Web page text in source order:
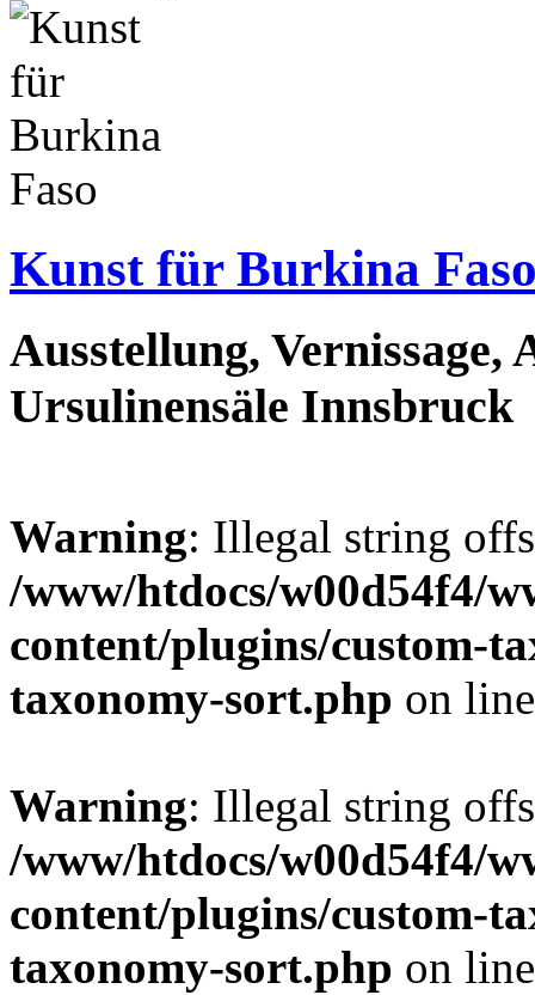
Kunst für Burkina
Ausstellung, Vernissage,
Ursulinensäle Innsbruck
Warning: Illegal string
/www/htdocs/w00d54f4/
content/plugins/custom-
taxonomy-sort.php on
Warning: Illegal string
/www/htdocs/w00d54f4/
content/plugins/custom-
taxonomy-sort.php on